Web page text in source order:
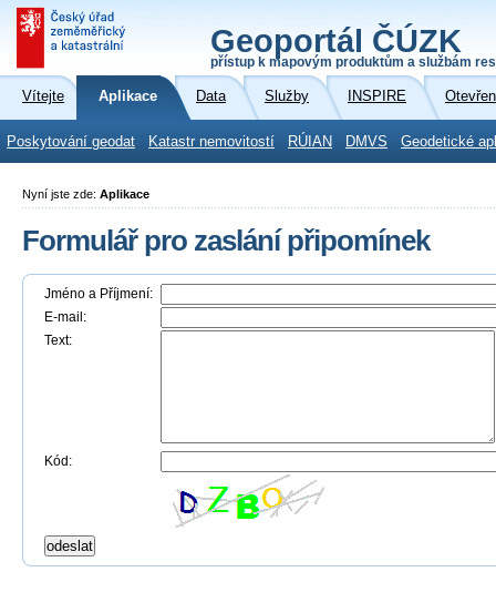
Geoportál ČÚZK
přístup k mapovým produktům a službám
Vítejte Aplikace Data Služby INSPIRE
Poskytování geodat Katastr nemovitostí RÚIAN DMVS Geodetické
Nyní jste zde: Aplikace
Formulář pro zaslání připomínek
Jméno a Příjmení:
E-mail:
Text:
Kód: